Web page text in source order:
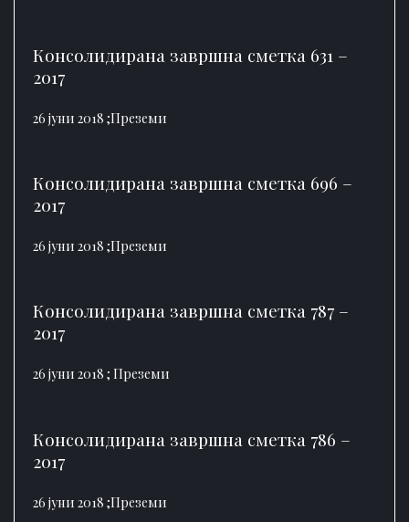
Консолидирана завршна сметка 631 –
2017
26 јуни 2018 ;Преземи
Консолидирана завршна сметка 696 –
2017
26 јуни 2018 ;Преземи
Консолидирана завршна сметка 787 –
2017
26 јуни 2018 ; Преземи
Консолидирана завршна сметка 786 –
2017
26 јуни 2018 ;Преземи